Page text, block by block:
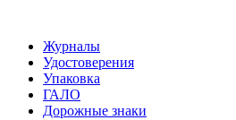
Журналы
Удостоверения
Упаковка
ГАЛО
Дорожные знаки